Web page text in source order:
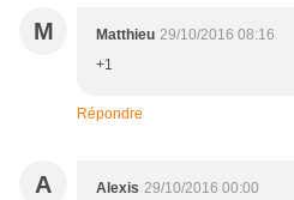
M Matthieu 29/10/2016 08:16
+1
Répondre
A Alexis 29/10/2016 00:00